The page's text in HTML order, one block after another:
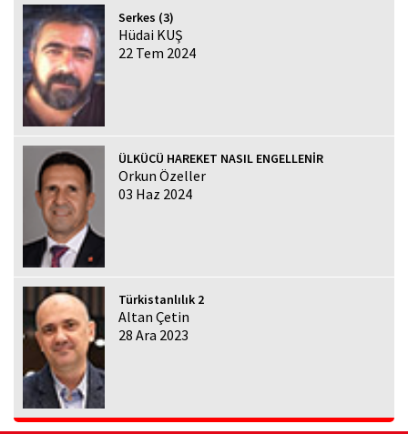
Serkes (3)
Hüdai KUŞ
22 Tem 2024
ÜLKÜCÜ HAREKET NASIL ENGELLENİR
Orkun Özeller
03 Haz 2024
Türkistanlılık 2
Altan Çetin
28 Ara 2023